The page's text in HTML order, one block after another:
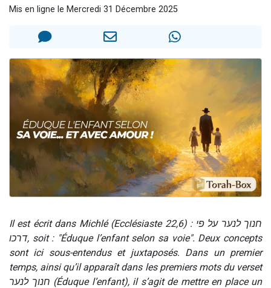
Il reste 49 places pour étudier en groupe sur Zoom
2 nouvelles musiques dans Torah-Box Music
Mis en ligne le Mercredi 31 Décembre 2025
Il est écrit dans Michlé (Ecclésiaste 22,6) : חנוך לנער על פי
דרכו, soit : "Éduque l’enfant selon sa voie". Deux concepts
sont ici sous-entendus et juxtaposés. Dans un premier
temps, ainsi qu’il apparaît dans les premiers mots du verset
חנוך לנער (Éduque l’enfant), il s’agit de mettre en place un